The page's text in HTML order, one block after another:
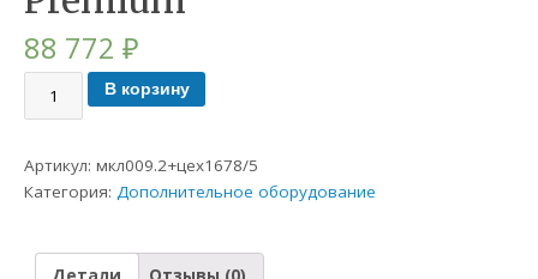
88 772₽
В корзину
Артикул:мкл009.2+цех1678/5
Категория: Дополнительное оборудование